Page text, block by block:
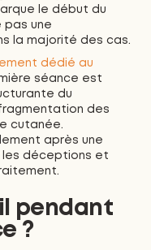
le début du
pas une
la majorité des cas.
dédié au
séance est
du
des
cutanée.
après une
les déceptions et
pendant
?